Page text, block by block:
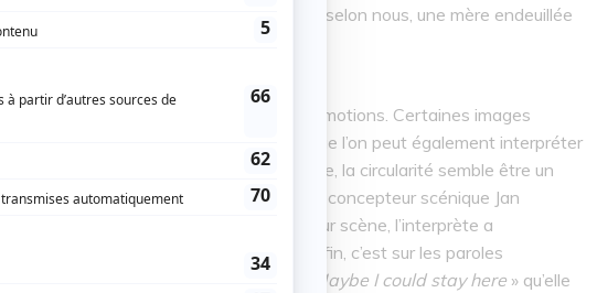
la perfection, Truus Bronkhorst a incarné, selon nous, une mère endeuillée
malgré cette peine.
le spectateur au plus près de ses émotions. Certaines images
comme la figure de l’envol (que l’on peut également interpréter
au public, symbole de l’adieu. De même, la circularité semble être un
chez Truus Bronkhorst que chez son concepteur scénique Jan
effectué sur son tabouret, puis sur scène, l’interprète a
en tournant sur elle-même, sans fin. Enfin, c’est sur les paroles
the city / You wanted to be the sky / Maybe I could stay here » qu’elle